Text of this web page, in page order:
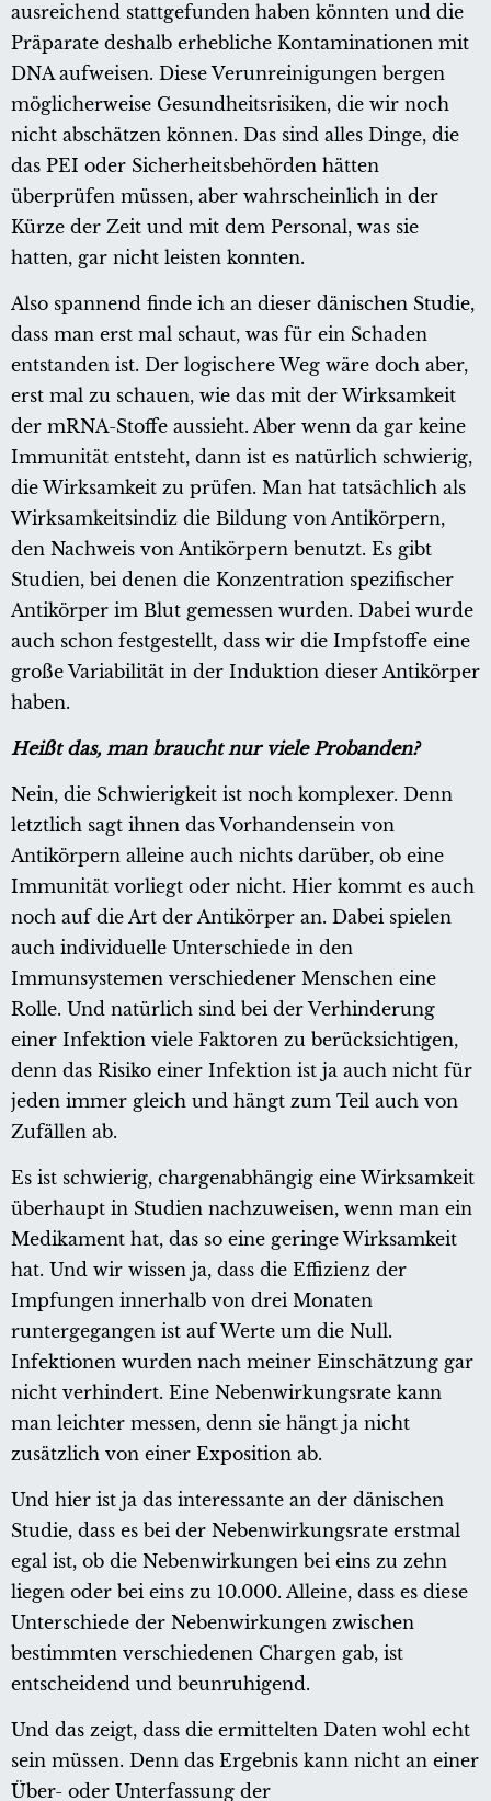
ausreichend stattgefunden haben könnten und die
Präparate deshalb erhebliche Kontaminationen mit
DNA aufweisen. Diese Verunreinigungen bergen
möglicherweise Gesundheitsrisiken, die wir noch
nicht abschätzen können. Das sind alles Dinge, die
das PEI oder Sicherheitsbehörden hätten
überprüfen müssen, aber wahrscheinlich in der
Kürze der Zeit und mit dem Personal, was sie
hatten, gar nicht leisten konnten.
Also spannend finde ich an dieser dänischen Studie,
dass man erst mal schaut, was für ein Schaden
entstanden ist. Der logischere Weg wäre doch aber,
erst mal zu schauen, wie das mit der Wirksamkeit
der mRNA-Stoffe aussieht. Aber wenn da gar keine
Immunität entsteht, dann ist es natürlich schwierig,
die Wirksamkeit zu prüfen. Man hat tatsächlich als
Wirksamkeitsindiz die Bildung von Antikörpern,
den Nachweis von Antikörpern benutzt. Es gibt
Studien, bei denen die Konzentration spezifischer
Antikörper im Blut gemessen wurden. Dabei wurde
auch schon festgestellt, dass wir die Impfstoffe eine
große Variabilität in der Induktion dieser Antikörper
haben.
Heißt das, man braucht nur viele Probanden?
Nein, die Schwierigkeit ist noch komplexer. Denn
letztlich sagt ihnen das Vorhandensein von
Antikörpern alleine auch nichts darüber, ob eine
Immunität vorliegt oder nicht. Hier kommt es auch
noch auf die Art der Antikörper an. Dabei spielen
auch individuelle Unterschiede in den
Immunsystemen verschiedener Menschen eine
Rolle. Und natürlich sind bei der Verhinderung
einer Infektion viele Faktoren zu berücksichtigen,
denn das Risiko einer Infektion ist ja auch nicht für
jeden immer gleich und hängt zum Teil auch von
Zufällen ab.
Es ist schwierig, chargenabhängig eine Wirksamkeit
überhaupt in Studien nachzuweisen, wenn man ein
Medikament hat, das so eine geringe Wirksamkeit
hat. Und wir wissen ja, dass die Effizienz der
Impfungen innerhalb von drei Monaten
runtergegangen ist auf Werte um die Null.
Infektionen wurden nach meiner Einschätzung gar
nicht verhindert. Eine Nebenwirkungsrate kann
man leichter messen, denn sie hängt ja nicht
zusätzlich von einer Exposition ab.
Und hier ist ja das interessante an der dänischen
Studie, dass es bei der Nebenwirkungsrate erstmal
egal ist, ob die Nebenwirkungen bei eins zu zehn
liegen oder bei eins zu 10.000. Alleine, dass es diese
Unterschiede der Nebenwirkungen zwischen
bestimmten verschiedenen Chargen gab, ist
entscheidend und beunruhigend.
Und das zeigt, dass die ermittelten Daten wohl echt
sein müssen. Denn das Ergebnis kann nicht an einer
Über- oder Unterfassung der